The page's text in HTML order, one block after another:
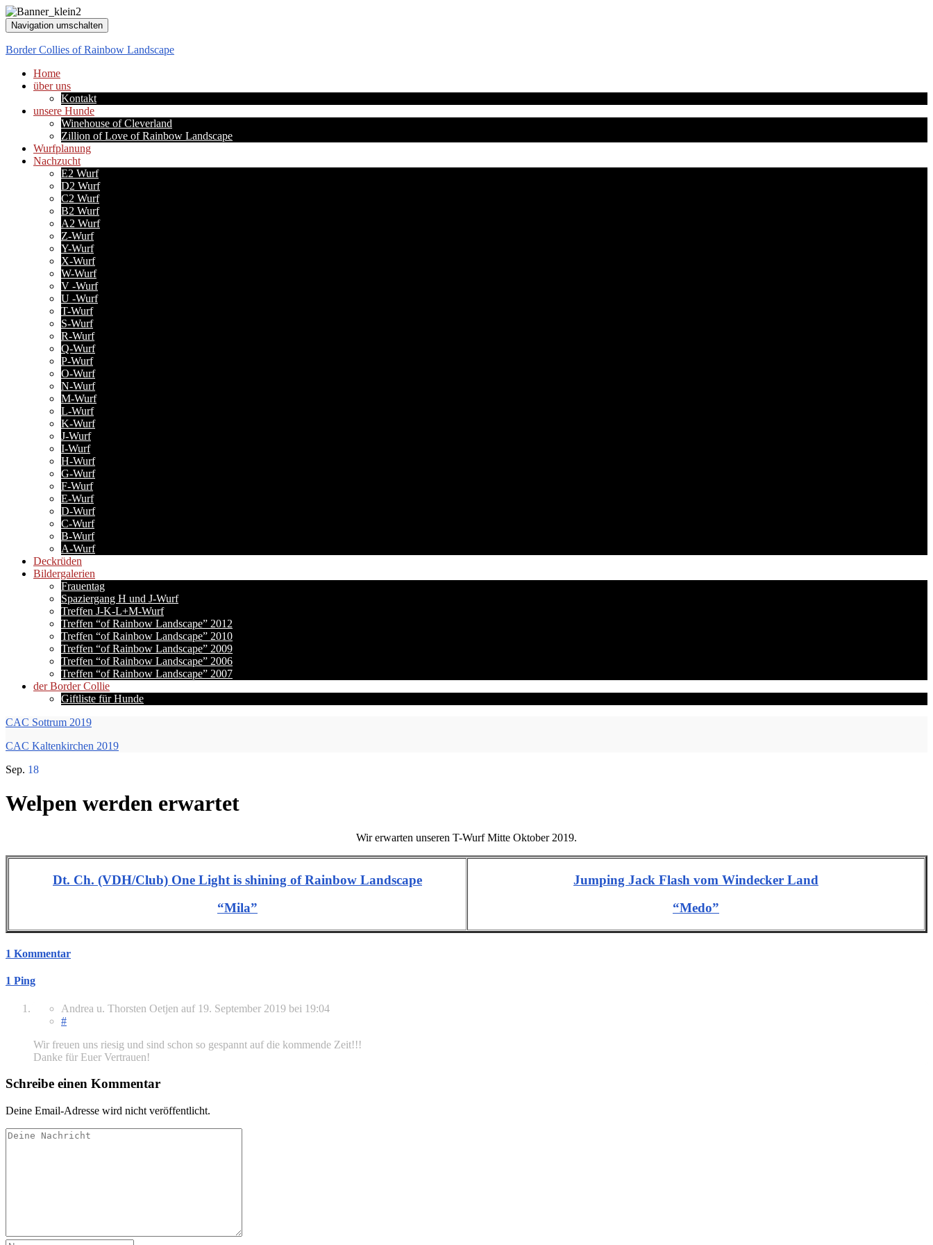
Navigation umschalten
Border Collies of Rainbow Landscape
Home
über uns
Kontakt
unsere Hunde
Winehouse of Cleverland
Zillion of Love of Rainbow Landscape
Wurfplanung
Nachzucht
E2 Wurf
D2 Wurf
C2 Wurf
B2 Wurf
A2 Wurf
Z-Wurf
Y-Wurf
X-Wurf
W-Wurf
V -Wurf
U -Wurf
T-Wurf
S-Wurf
R-Wurf
Q-Wurf
P-Wurf
O-Wurf
N-Wurf
M-Wurf
L-Wurf
K-Wurf
J-Wurf
I-Wurf
H-Wurf
G-Wurf
F-Wurf
E-Wurf
D-Wurf
C-Wurf
B-Wurf
A-Wurf
Deckrüden
Bildergalerien
Frauentag
Spaziergang H und J-Wurf
Treffen J-K-L+M-Wurf
Treffen “of Rainbow Landscape” 2012
Treffen “of Rainbow Landscape” 2010
Treffen “of Rainbow Landscape” 2009
Treffen “of Rainbow Landscape” 2006
Treffen “of Rainbow Landscape” 2007
der Border Collie
Giftliste für Hunde
CAC Sottrum 2019
CAC Kaltenkirchen 2019
Sep. 18
Welpen werden erwartet
Wir erwarten unseren T-Wurf Mitte Oktober 2019.
Dt. Ch. (VDH/Club) One Light is shining of Rainbow Landscape
“Mila”
Jumping Jack Flash vom Windecker Land
“Medo”
1 Kommentar
1 Ping
Andrea u. Thorsten Oetjen auf 19. September 2019 bei 19:04
#
Wir freuen uns riesig und sind schon so gespannt auf die kommende Zeit!!!
Danke für Euer Vertrauen!
Schreibe einen Kommentar
Deine Email-Adresse wird nicht veröffentlicht.